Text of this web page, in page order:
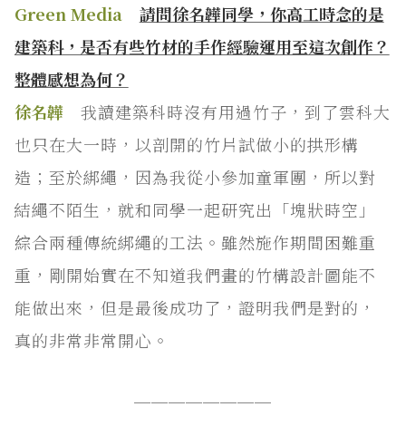
Green Media
請問徐名韡同學，你高工時念的是
建築科，是否有些竹材的手作經驗運用至這次創作？
整體感想為何？
徐名韡我讀建築科時沒有用過竹子，到了雲科大
也只在大一時，以剖開的竹片試做小的拱形構
造；至於綁繩，因為我從小參加童軍團，所以對
結繩不陌生，就和同學一起研究出「塊狀時空」
綜合兩種傳統綁繩的工法。雖然施作期間困難重
重，剛開始實在不知道我們畫的竹構設計圖能不
能做出來，但是最後成功了，證明我們是對的，
真的非常非常開心。
────────